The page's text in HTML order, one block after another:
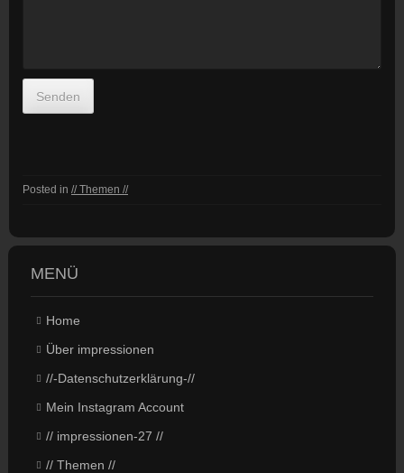
Senden
Posted in // Themen //
MENÜ
Home
Über impressionen
//-Datenschutzerklärung-//
Mein Instagram Account
// impressionen-27 //
// Themen //